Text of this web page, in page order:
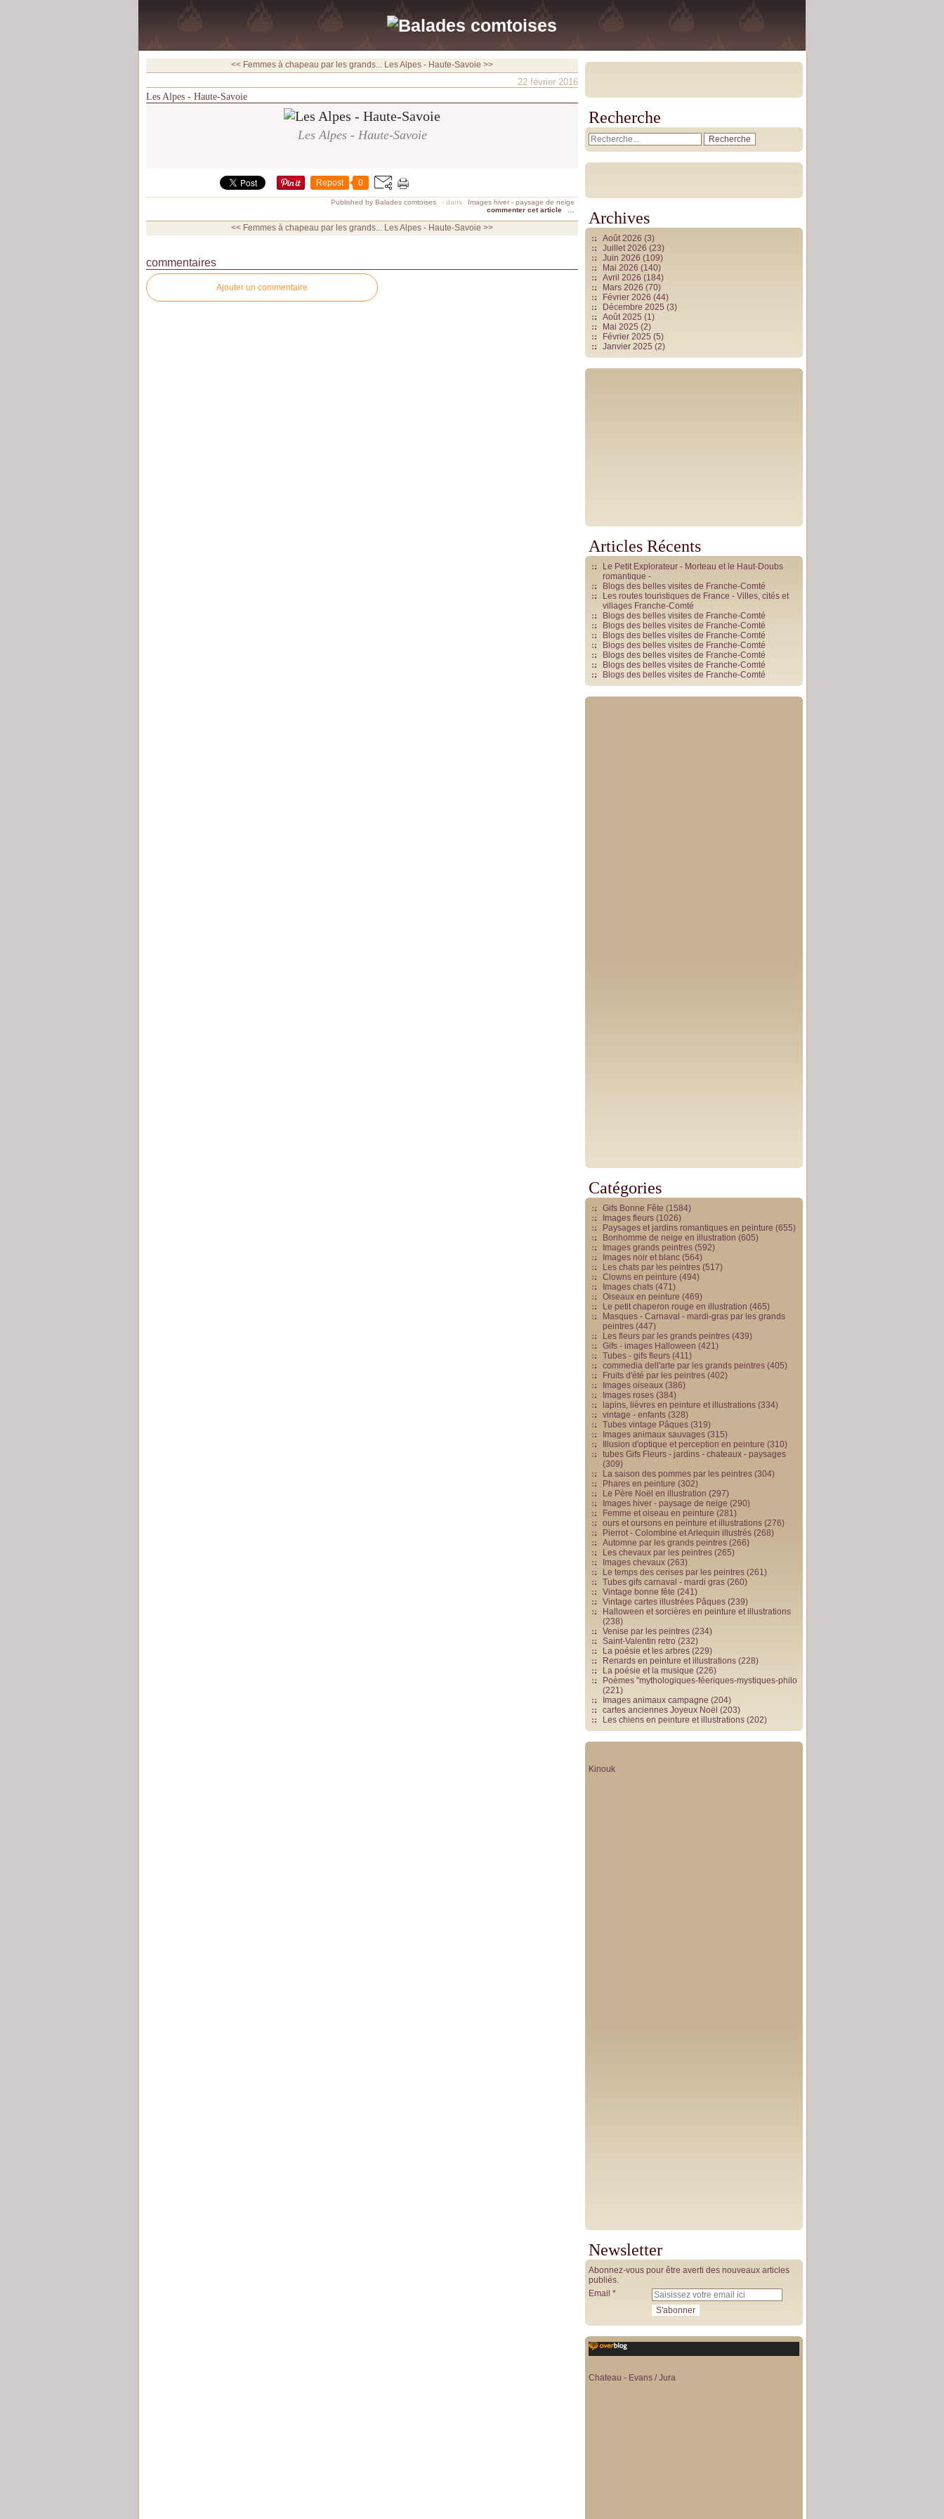
<< Femmes à chapeau par les grands... Les Alpes - Haute-Savoie >>
22 février 2016
Les Alpes - Haute-Savoie
Les Alpes - Haute-Savoie
Repost 0
Published by Balades comtoises - dans
Images hiver - paysage de neige
commenter cet article
<< Femmes à chapeau par les grands... Les Alpes - Haute-Savoie >>
commentaires
Ajouter un commentaire
Recherche
Archives
Août 2026 (3)
Juillet 2026 (23)
Juin 2026 (109)
Mai 2026 (140)
Avril 2026 (184)
Mars 2026 (70)
Février 2026 (44)
Décembre 2025 (3)
Août 2025 (1)
Mai 2025 (2)
Février 2025 (5)
Janvier 2025 (2)
Articles Récents
Le Petit Explorateur - Morteau et le Haut-Doubs
romantique -
Blogs des belles visites de Franche-Comté
Les routes touristiques de France - Villes, cités et
villages Franche-Comté
Blogs des belles visites de Franche-Comté
Blogs des belles visites de Franche-Comté
Blogs des belles visites de Franche-Comté
Blogs des belles visites de Franche-Comté
Blogs des belles visites de Franche-Comté
Blogs des belles visites de Franche-Comté
Blogs des belles visites de Franche-Comté
Catégories
Gifs Bonne Fête (1584)
Images fleurs (1026)
Paysages et jardins romantiques en peinture (655)
Bonhomme de neige en illustration (605)
Images grands peintres (592)
Images noir et blanc (564)
Les chats par les peintres (517)
Clowns en peinture (494)
Images chats (471)
Oiseaux en peinture (469)
Le petit chaperon rouge en illustration (465)
Masques - Carnaval - mardi-gras par les grands
peintres (447)
Les fleurs par les grands peintres (439)
Gifs - images Halloween (421)
Tubes - gifs fleurs (411)
commedia dell'arte par les grands peintres (405)
Fruits d'été par les peintres (402)
Images oiseaux (386)
Images roses (384)
lapins, lièvres en peinture et illustrations (334)
vintage - enfants (328)
Tubes vintage Pâques (319)
Images animaux sauvages (315)
Illusion d'optique et perception en peinture (310)
tubes Gifs Fleurs - jardins - chateaux - paysages
(309)
La saison des pommes par les peintres (304)
Phares en peinture (302)
Le Père Noël en illustration (297)
Images hiver - paysage de neige (290)
Femme et oiseau en peinture (281)
ours et oursons en peinture et illustrations (276)
Pierrot - Colombine et Arlequin illustrés (268)
Automne par les grands peintres (266)
Les chevaux par les peintres (265)
Images chevaux (263)
Le temps des cerises par les peintres (261)
Tubes gifs carnaval - mardi gras (260)
Vintage bonne fête (241)
Vintage cartes illustrées Pâques (239)
Halloween et sorcières en peinture et illustrations
(238)
Venise par les peintres (234)
Saint-Valentin retro (232)
La poésie et les arbres (229)
Renards en peinture et illustrations (228)
La poésie et la musique (226)
Poèmes "mythologiques-féeriques-mystiques-philo
(221)
Images animaux campagne (204)
cartes anciennes Joyeux Noël (203)
Les chiens en peinture et illustrations (202)
Kinouk
Newsletter
Abonnez-vous pour être averti des nouveaux articles
publiés.
Email
Chateau - Evans / Jura